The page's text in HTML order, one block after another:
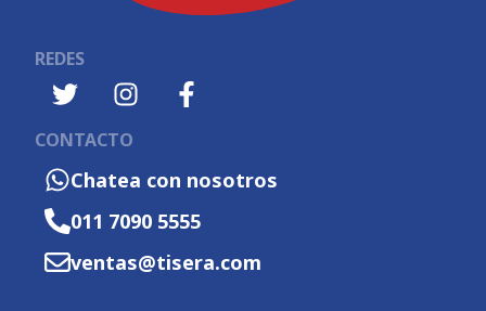
REDES
CONTACTO
Chatea con nosotros
011 7090 5555
ventas@tisera.com